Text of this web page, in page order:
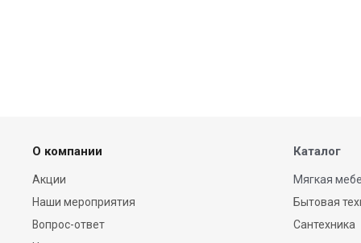
О компании
Акции
Наши мероприятия
Вопрос-ответ
Каталог
Мягкая
Бытовая
Сантехника